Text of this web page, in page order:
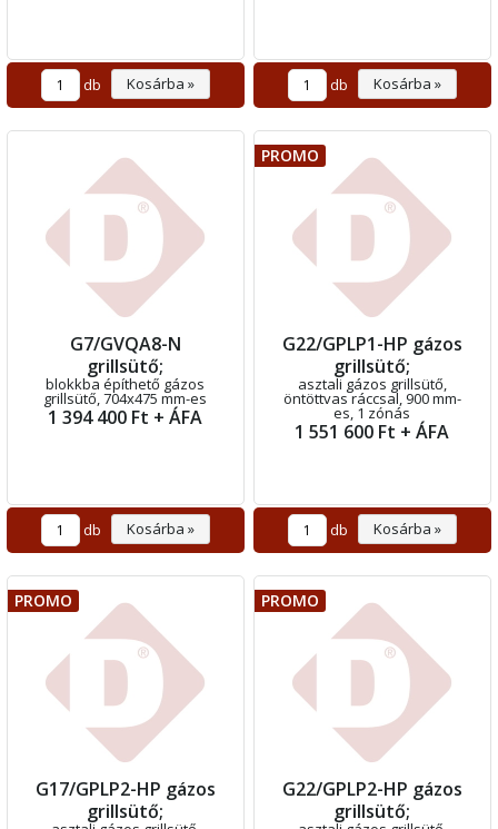
db Kosárba » db Kosárba »
G7/GVQA8-N
grillsütő;
blokkba építhető gázos
grillsütő, 704x475 mm-es
1 394 400 Ft + ÁFA
db Kosárba »
PROMO
G22/GPLP1-HP gázos
grillsütő;
asztali gázos grillsütő,
öntöttvas ráccsal, 900 mm-
es, 1 zónás
1 551 600 Ft + ÁFA
db Kosárba »
PROMO
G17/GPLP2-HP gázos
grillsütő;
PROMO
G22/GPLP2-HP gázos
grillsütő;